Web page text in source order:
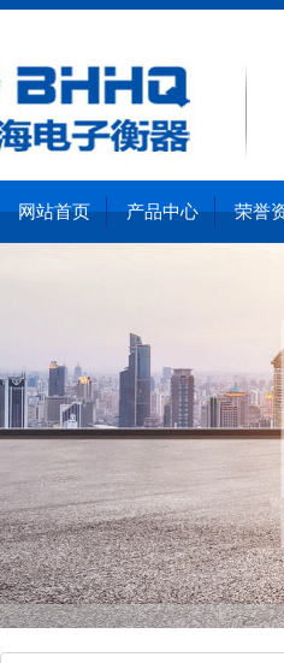
网站首页 产品中心 荣誉